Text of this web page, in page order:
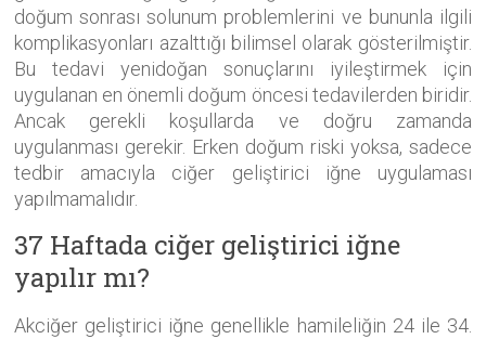
doğum sonrası solunum problemlerini ve bununla ilgili
komplikasyonları azalttığı bilimsel olarak gösterilmiştir.
Bu tedavi yenidoğan sonuçlarını iyileştirmek için
uygulanan en önemli doğum öncesi tedavilerden biridir.
Ancak gerekli koşullarda ve doğru zamanda
uygulanması gerekir. Erken doğum riski yoksa, sadece
tedbir amacıyla ciğer geliştirici iğne uygulaması
yapılmamalıdır.
37 Haftada ciğer geliştirici iğne
yapılır mı?
Akciğer geliştirici iğne genellikle hamileliğin 24 ile 34.